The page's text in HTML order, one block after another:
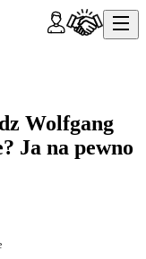
Wolfgang
Ja na pewno